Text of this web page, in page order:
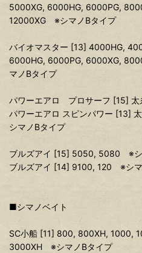
5000XG, 6000HG, 6000PG,
12000XG ※シマノBタイプ
バイオマスター [13] 4000HG,
6000HG, 6000PG, 6000XG,
マノBタイプ
パワーエアロ プロサーフ [15]
パワーエアロ スピンパワー [13]
シマノBタイプ
ブルズアイ [15] 5050, 5080 ※シ
ブルズアイ [14] 9100, 120 ※シ
■シマノベイト
SC小船 [11] 800, 800XH, 1000,
3000XH ※シマノBタイプ